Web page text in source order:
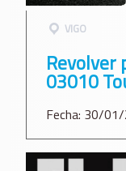
VIGO
Revolver
03010
Fecha: 30/